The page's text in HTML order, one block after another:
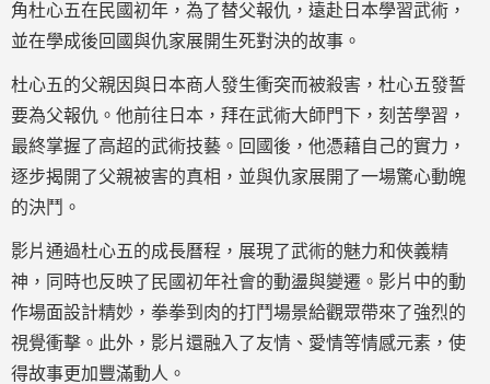
角杜心五在民國初年，為了替父報仇，遠赴日本學習武術，
並在學成後回國與仇家展開生死對決的故事。
杜心五的父親因與日本商人發生衝突而被殺害，杜心五發誓
要為父報仇。他前往日本，拜在武術大師門下，刻苦學習，
最終掌握了高超的武術技藝。回國後，他憑藉自己的實力，
逐步揭開了父親被害的真相，並與仇家展開了一場驚心動魄
的決鬥。
影片通過杜心五的成長曆程，展現了武術的魅力和俠義精
神，同時也反映了民國初年社會的動盪與變遷。影片中的動
作場面設計精妙，拳拳到肉的打鬥場景給觀眾帶來了強烈的
視覺衝擊。此外，影片還融入了友情、愛情等情感元素，使
得故事更加豐滿動人。